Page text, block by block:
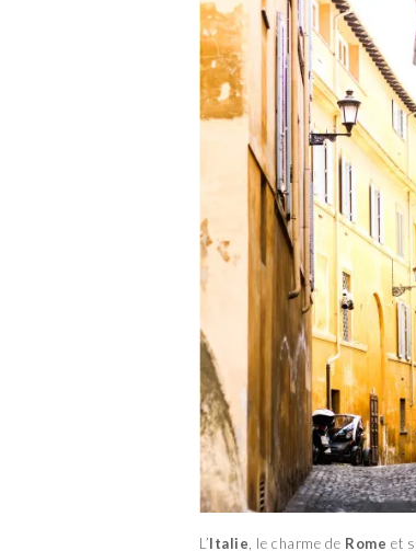
L’Italie , le charme de Rome et